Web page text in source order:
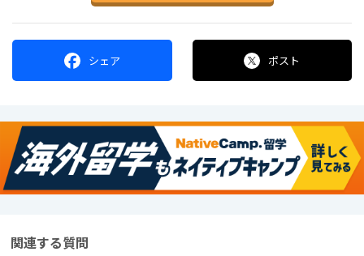
シェア ポスト
関連する質問